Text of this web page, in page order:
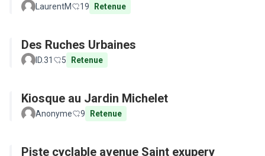
LaurentM 19 Retenue
Des Ruches Urbaines
ID.31 5 Retenue
Kiosque au Jardin Michelet
Anonyme 9 Retenue
Piste cyclable avenue Saint exupery